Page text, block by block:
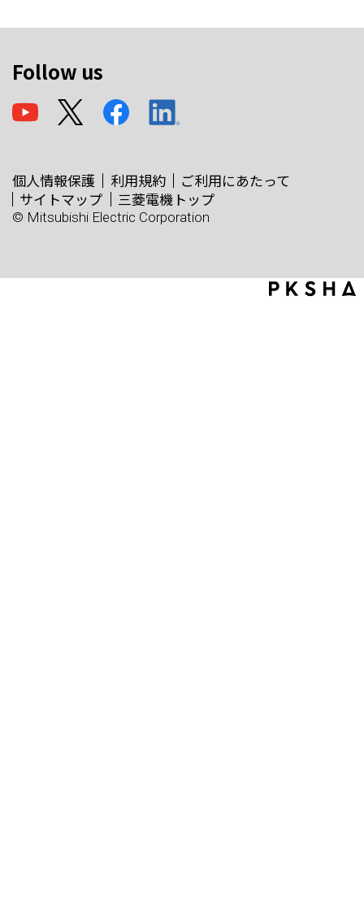
Follow us
個人情報保護 利用規約
ご利用にあたって
サイトマップ
三菱電機トップ
© Mitsubishi Electric Corporation